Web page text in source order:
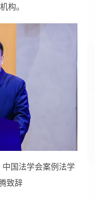
构。
国法学会案例法学
致辞